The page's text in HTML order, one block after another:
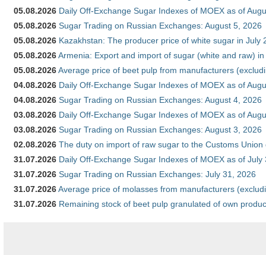
05.08.2026 Daily Off-Exchange Sugar Indexes of MOEX as of
05.08.2026 Sugar Trading on Russian Exchanges: August 5, 2026
05.08.2026 Kazakhstan: The producer price of white sugar in July
05.08.2026Armenia: Export and import of sugar (white and raw)
05.08.2026Average price of beet pulp from manufacturers
04.08.2026 Daily Off-Exchange Sugar Indexes of MOEX as of
04.08.2026 Sugar Trading on Russian Exchanges: August 4, 2026
03.08.2026 Daily Off-Exchange Sugar Indexes of MOEX as of
03.08.2026 Sugar Trading on Russian Exchanges: August 3, 2026
02.08.2026 The duty on import of raw sugar to the Customs
31.07.2026 Daily Off-Exchange Sugar Indexes of MOEX as of July
31.07.2026 Sugar Trading on Russian Exchanges: July 31, 2026
31.07.2026Average price of molasses from manufacturers
31.07.2026 Remaining stock of beet pulp granulated of own